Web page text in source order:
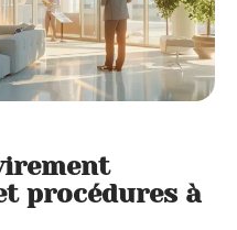
procédures à